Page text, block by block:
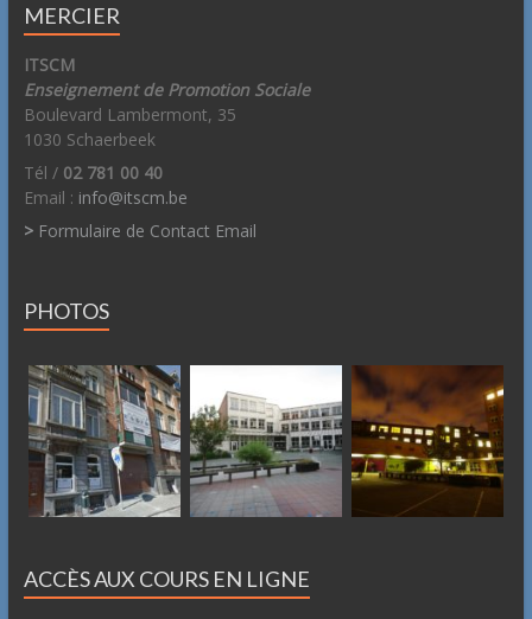
MERCIER
ITSCM
Enseignement de Promotion Sociale
Boulevard Lambermont, 35
1030 Schaerbeek
Tél / 02 781 00 40
Email : info@itscm.be
>Formulaire de Contact Email
PHOTOS
ACCÈS AUX COURS EN LIGNE